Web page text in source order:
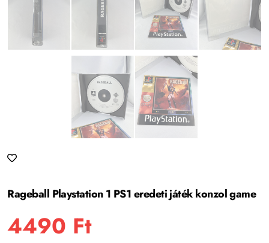
Rageball Playstation 1 PS1 eredeti játék konzol game
4490 Ft